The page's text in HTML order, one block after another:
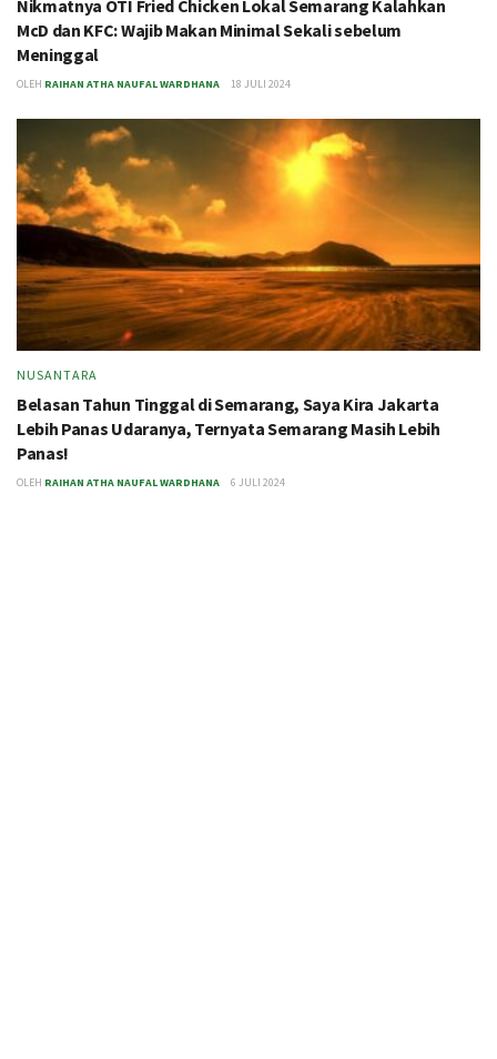
Nikmatnya OTI Fried Chicken Lokal Semarang Kalahkan
McD dan KFC: Wajib Makan Minimal Sekali sebelum
Meninggal
OLEH RAIHAN ATHA NAUFAL WARDHANA 18 JULI 2024
NUSANTARA
Belasan Tahun Tinggal di Semarang, Saya Kira Jakarta
Lebih Panas Udaranya, Ternyata Semarang Masih Lebih
Panas!
OLEH RAIHAN ATHA NAUFAL WARDHANA 6 JULI 2024